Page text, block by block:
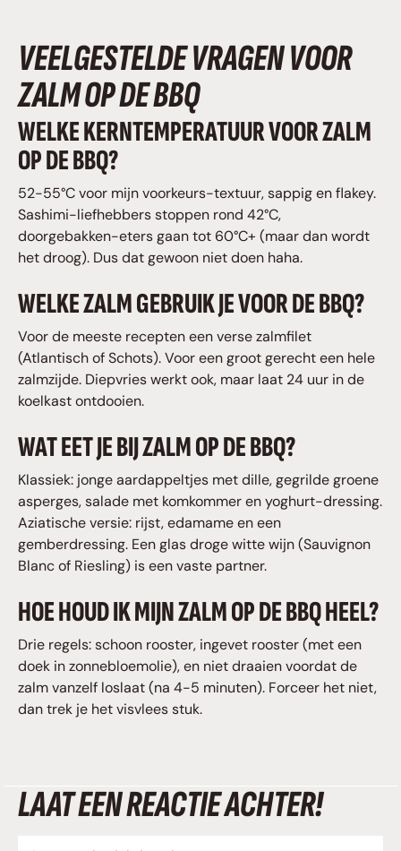
VEELGESTELDE VRAGEN VOOR
ZALM OP DE BBQ
WELKE KERNTEMPERATUUR VOOR ZALM
OP DE BBQ?
52-55°C voor mijn voorkeurs-textuur, sappig en flakey.
Sashimi-liefhebbers stoppen rond 42°C,
doorgebakken-eters gaan tot 60°C+ (maar dan wordt
het droog). Dus dat gewoon niet doen haha.
WELKE ZALM GEBRUIK JE VOOR DE BBQ?
Voor de meeste recepten een verse zalmfilet
(Atlantisch of Schots). Voor een groot gerecht een hele
zalmzijde. Diepvries werkt ook, maar laat 24 uur in de
koelkast ontdooien.
WAT EET JE BIJ ZALM OP DE BBQ?
Klassiek: jonge aardappeltjes met dille, gegrilde groene
asperges, salade met komkommer en yoghurt-dressing.
Aziatische versie: rijst, edamame en een
gemberdressing. Een glas droge witte wijn (Sauvignon
Blanc of Riesling) is een vaste partner.
HOE HOUD IK MIJN ZALM OP DE BBQ HEEL?
Drie regels: schoon rooster, ingevet rooster (met een
doek in zonnebloemolie), en niet draaien voordat de
zalm vanzelf loslaat (na 4-5 minuten). Forceer het niet,
dan trek je het visvlees stuk.
LAAT EEN REACTIE ACHTER!